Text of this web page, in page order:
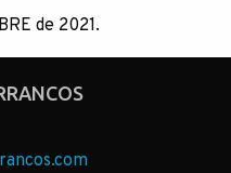
de 2021.